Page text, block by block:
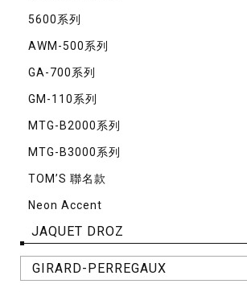
5600系列
AWM-500系列
GA-700系列
GM-110系列
MTG-B2000系列
MTG-B3000系列
TOM’S 聯名款
Neon Accent
JAQUET DROZ
GIRARD-PERREGAUX